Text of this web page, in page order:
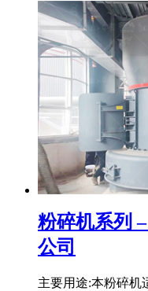
粉碎机系列
公司
主要用途:本粉碎机